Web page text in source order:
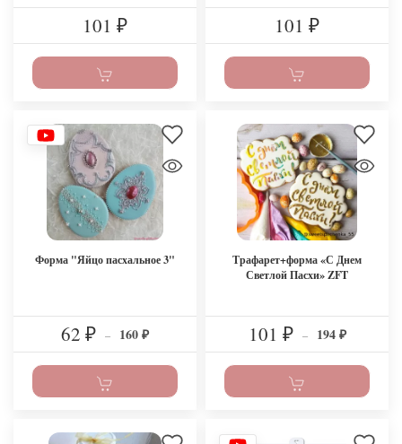
101 ₽ 101 ₽
Форма "Яйцо пасхальное 3"
62 ₽ – 160 ₽
Трафарет+форма «С Днем
Светлой Пасхи» ZFT
101 ₽ – 194 ₽